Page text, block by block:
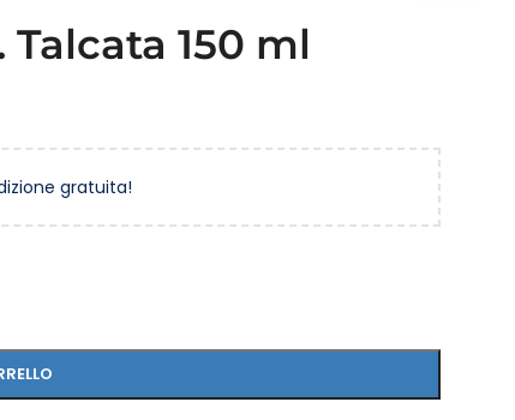
150 ml
gratuita!